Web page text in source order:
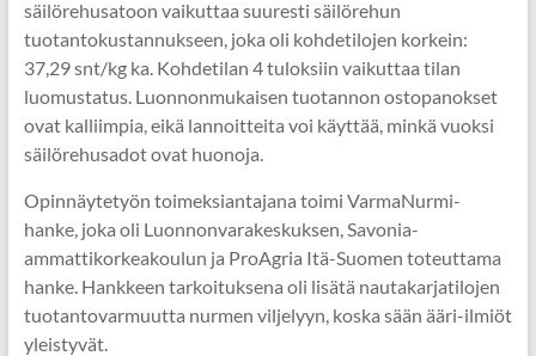
säilörehusatoon vaikuttaa suuresti säilörehun
tuotantokustannukseen, joka oli kohdetilojen korkein:
37,29 snt/kg ka. Kohdetilan 4 tuloksiin vaikuttaa tilan
luomustatus. Luonnonmukaisen tuotannon ostopanokset
ovat kalliimpia, eikä lannoitteita voi käyttää, minkä vuoksi
säilörehusadot ovat huonoja.
Opinnäytetyön toimeksiantajana toimi VarmaNurmi-
hanke, joka oli Luonnonvarakeskuksen, Savonia-
ammattikorkeakoulun ja ProAgria Itä-Suomen toteuttama
hanke. Hankkeen tarkoituksena oli lisätä nautakarjatilojen
tuotantovarmuutta nurmen viljelyyn, koska sään ääri-ilmiöt
yleistyvät.